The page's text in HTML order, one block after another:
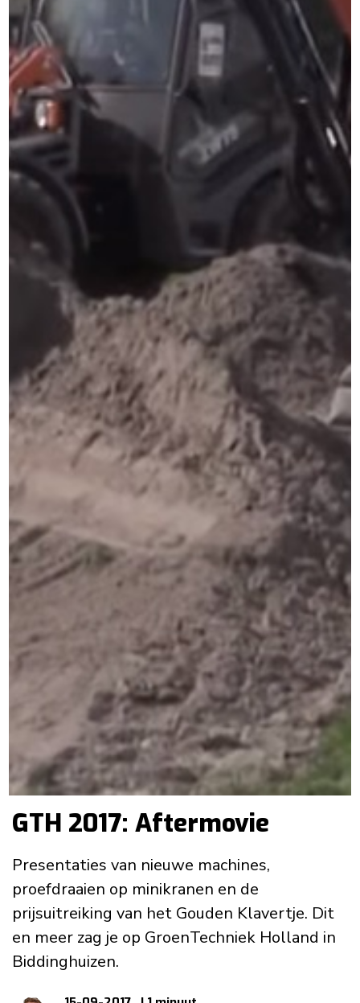
GTH 2017: Aftermovie
Presentaties van nieuwe machines,
proefdraaien op minikranen en de
prijsuitreiking van het Gouden Klavertje. Dit
en meer zag je op GroenTechniek Holland in
Biddinghuizen.